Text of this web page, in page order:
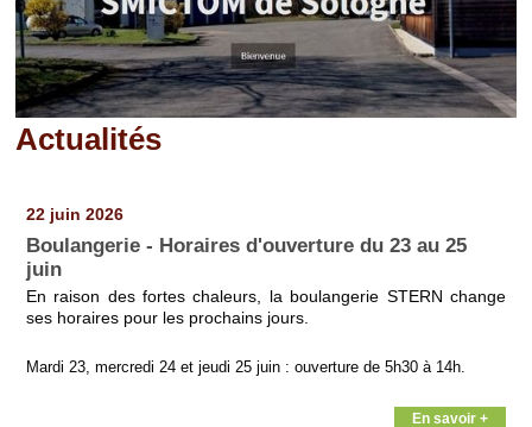
Actualités
22 juin 2026
Boulangerie - Horaires d'ouverture du 23 au 25
juin
En raison des fortes chaleurs, la boulangerie STERN change
ses horaires pour les prochains jours.
Mardi 23, mercredi 24 et jeudi 25 juin : ouverture de 5h30 à 14h.
En savoir +
Pages